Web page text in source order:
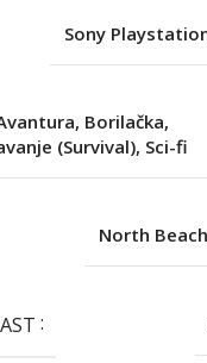
Sony
Borilačka,
(Survival), Sci-fi
North